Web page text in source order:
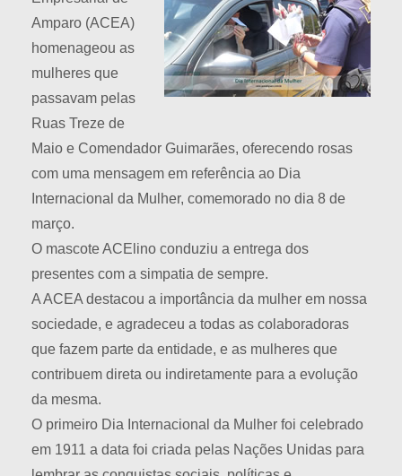
Amparo (ACEA)
homenageou as
mulheres que
passavam pelas
Ruas Treze de
Maio e Comendador Guimarães, oferecendo rosas
com uma mensagem em referência ao Dia
Internacional da Mulher, comemorado no dia 8 de
março.
O mascote ACElino conduziu a entrega dos
presentes com a simpatia de sempre.
A ACEA destacou a importância da mulher em nossa
sociedade, e agradeceu a todas as colaboradoras
que fazem parte da entidade, e as mulheres que
contribuem direta ou indiretamente para a evolução
da mesma.
O primeiro Dia Internacional da Mulher foi celebrado
em 1911 a data foi criada pelas Nações Unidas para